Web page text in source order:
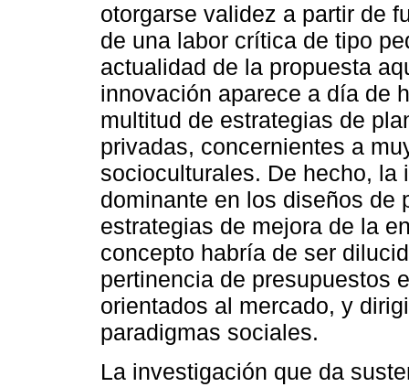
otorgarse validez a partir de
de una labor crítica de tipo
actualidad de la propuesta
innovación aparece a día de
multitud de estrategias de
privadas, concernientes a
socioculturales. De hecho,
dominante en los diseños de
estrategias de mejora de la
concepto habría de ser
pertinencia de presupuestos
orientados al mercado, y
paradigmas sociales.
La investigación que da